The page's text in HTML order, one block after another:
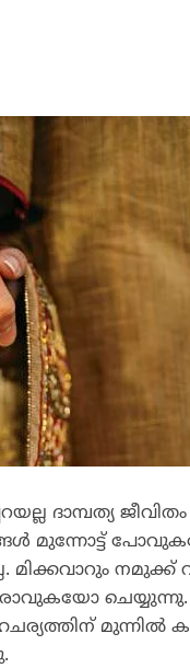
ദാമ്പത്യ
മുന്നോട്ട്
നമുക്ക്
ചെയ്യുന്നു.
മുന്നില്‍